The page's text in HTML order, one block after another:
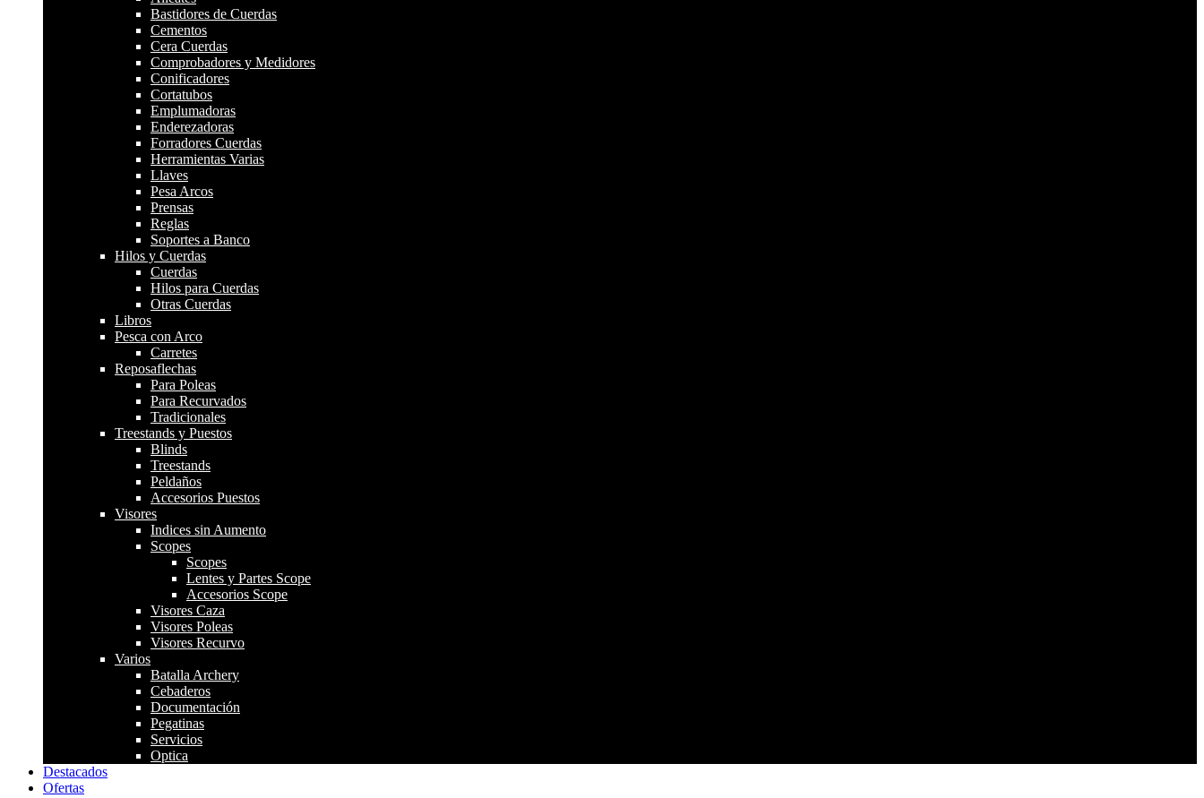
Bastidores de Cuerdas
Cementos
Cera Cuerdas
Comprobadores y Medidores
Conificadores
Cortatubos
Emplumadoras
Enderezadoras
Forradores Cuerdas
Herramientas Varias
Llaves
Pesa Arcos
Prensas
Reglas
Soportes a Banco
Hilos y Cuerdas
Cuerdas
Hilos para Cuerdas
Otras Cuerdas
Libros
Pesca con Arco
Carretes
Reposaflechas
Para Poleas
Para Recurvados
Tradicionales
Treestands y Puestos
Blinds
Treestands
Peldaños
Accesorios Puestos
Visores
Indices sin Aumento
Scopes
Scopes
Lentes y Partes Scope
Accesorios Scope
Visores Caza
Visores Poleas
Visores Recurvo
Varios
Batalla Archery
Cebaderos
Documentación
Pegatinas
Servicios
Optica
Destacados
Ofertas